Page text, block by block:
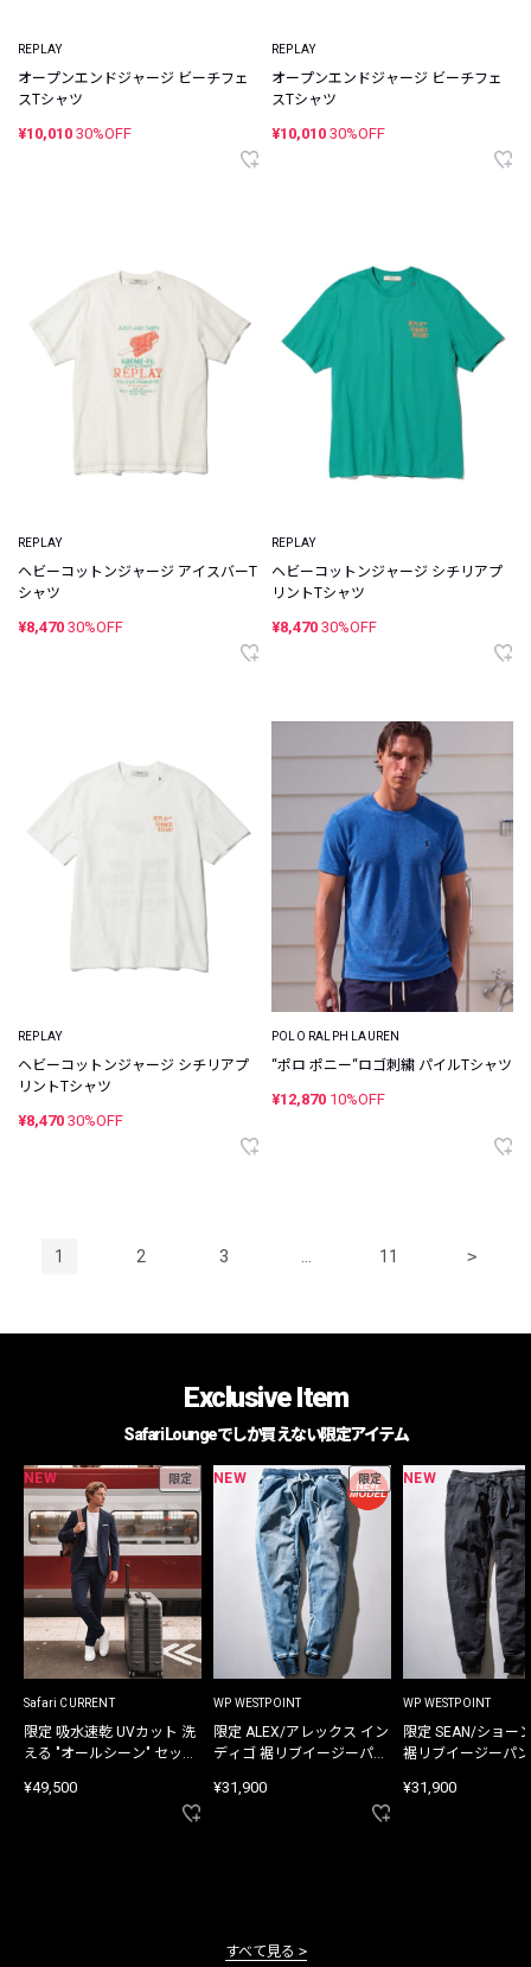
REPLAY
オープンエンドジャージ ビーチフェ
スTシャツ
¥10,010 30%OFF
REPLAY
オープンエンドジャージ ビーチフェ
スTシャツ
¥10,010 30%OFF
REPLAY
ヘビーコットンジャージ アイスバーT
シャツ
¥8,470 30%OFF
REPLAY
ヘビーコットンジャージ シチリアプ
リントTシャツ
¥8,470 30%OFF
REPLAY
ヘビーコットンジャージ シチリアプ
リントTシャツ
¥8,470 30%OFF
POLO RALPH LAUREN
“ポロ ポニー“ロゴ刺繍 パイルTシャツ
¥12,870 10%OFF
1 2 3 11 >
Exclusive Item
Safari Loungeでしか買えない限定アイテム
NEW 限定
Safari CURRENT
限定 吸水速乾 UVカット 洗
える "オールシーン" セット
¥49,500
NEW 限定
WP WESTPOINT
限定 ALEX/アレックス イン
ディゴ 裾リブイージーパン
¥31,900
NEW
WP WESTPOINT
限定 SEAN/ショー
裾リブイージーパ
¥31,900
すべて見る